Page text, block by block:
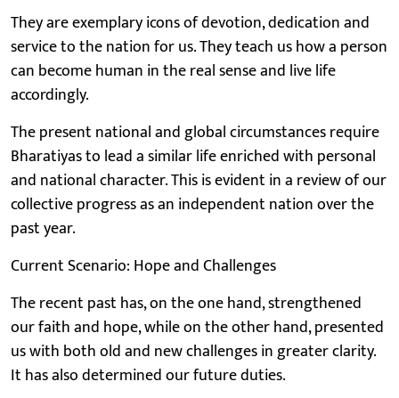
They are exemplary icons of devotion, dedication and
service to the nation for us. They teach us how a person
can become human in the real sense and live life
accordingly.
The present national and global circumstances require
Bharatiyas to lead a similar life enriched with personal
and national character. This is evident in a review of our
collective progress as an independent nation over the
past year.
Current Scenario: Hope and Challenges
The recent past has, on the one hand, strengthened
our faith and hope, while on the other hand, presented
us with both old and new challenges in greater clarity.
It has also determined our future duties.